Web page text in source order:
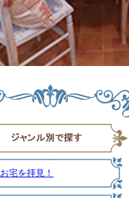
お宅を拝見！